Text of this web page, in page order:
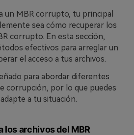
un MBR corrupto, tu principal
sea cómo recuperar los
corrupto.󠀲󠀡󠀩󠀣󠀡󠀩󠀢󠀨󠀧󠀳󠀰 En esta sección,
efectivos para arreglar un
el acceso a tus archivos.󠀲󠀡󠀩󠀣󠀡󠀩󠀢󠀨󠀨󠀳
para abordar diferentes
corrupción, por lo que puedes
a tu situación.
los archivos del MBR